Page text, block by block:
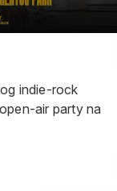
indie-rock
air party na